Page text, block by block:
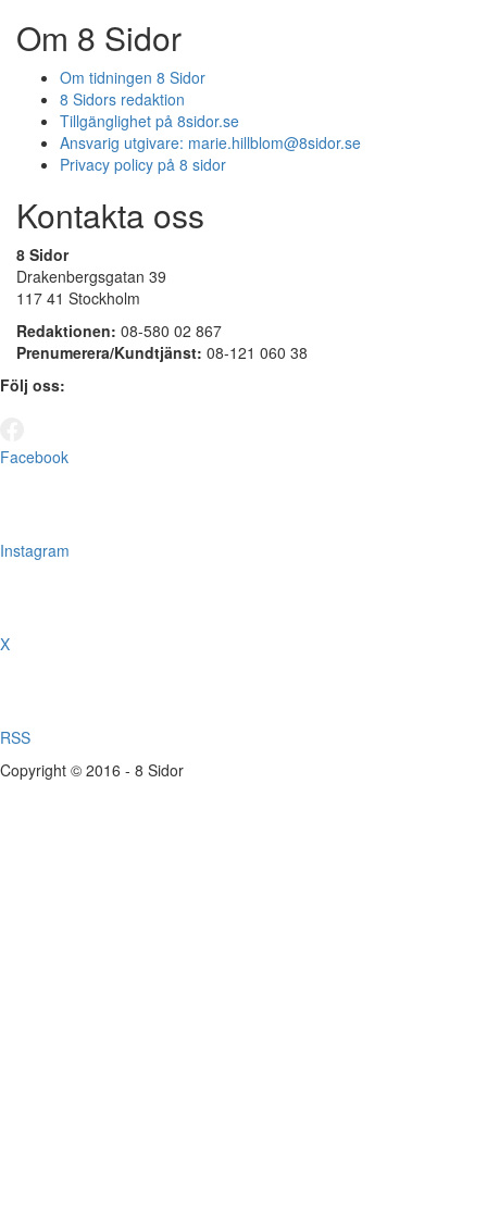
Om 8 Sidor
Om tidningen 8 Sidor
8 Sidors redaktion
Tillgänglighet på 8sidor.se
Ansvarig utgivare: marie.hillblom@8sidor.se
Privacy policy på 8 sidor
Kontakta oss
8 Sidor
Drakenbergsgatan 39
117 41 Stockholm
Redaktionen: 08-580 02 867
Prenumerera/Kundtjänst: 08-121 060 38
Följ oss:
Facebook
Instagram
X
RSS
Copyright © 2016 - 8 Sidor